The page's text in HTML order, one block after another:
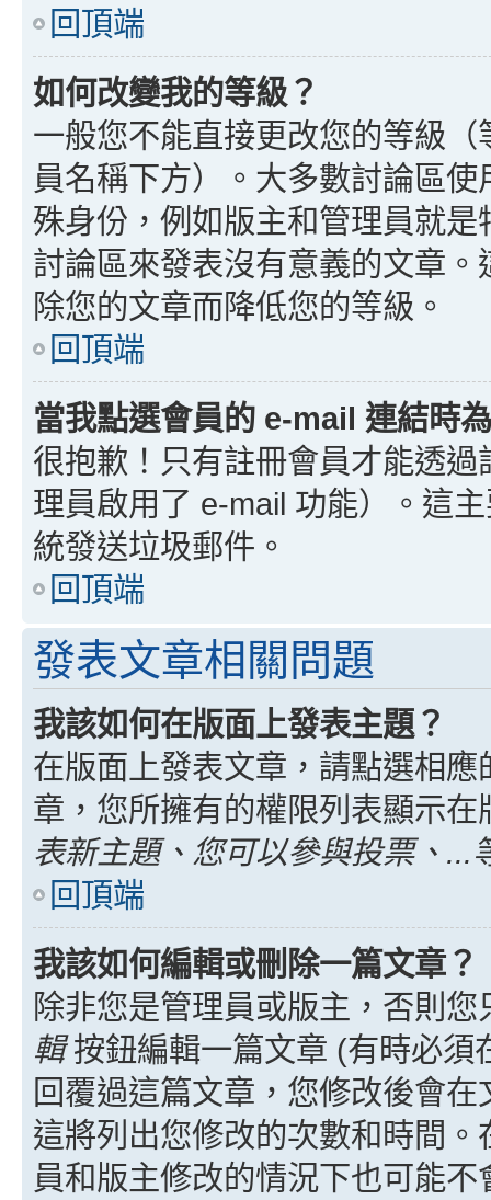
回頂端
如何改變我的等級？
一般您不能直接更改您的等級
員名稱下方）。大多數討論區
殊身份，例如版主和管理員就
討論區來發表沒有意義的文章
除您的文章而降低您的等級。
回頂端
當我點選會員的 e-mail 連結時
很抱歉！只有註冊會員才能透
理員啟用了 e-mail 功能）。這
統發送垃圾郵件。
回頂端
發表文章相關問題
我該如何在版面上發表主題？
在版面上發表文章，請點選相
章，您所擁有的權限列表顯示
表新主題、您可以參與投票、...
回頂端
我該如何編輯或刪除一篇文章？
除非您是管理員或版主，否則
輯按鈕編輯一篇文章 (有時必須
回覆過這篇文章，您修改後會
這將列出您修改的次數和時間
員和版主修改的情況下也可能